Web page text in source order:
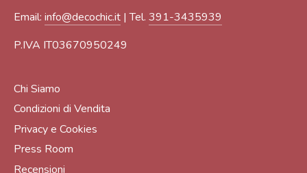
Email: info@decochic.it | Tel. 391-3435939
P.IVA IT03670950249
Chi Siamo
Condizioni di Vendita
Privacy e Cookies
Press Room
Recensioni